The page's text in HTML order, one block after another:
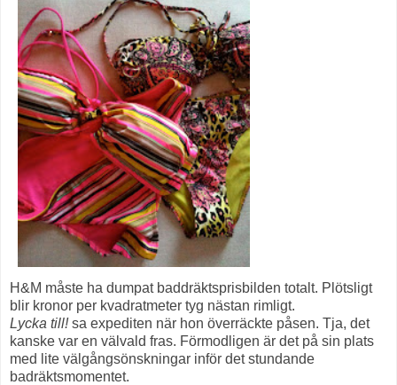
H&M måste ha dumpat baddräktsprisbilden totalt. Plötsligt
blir kronor per kvadratmeter tyg nästan rimligt.
Lycka till!sa expediten när hon överräckte påsen. Tja, det
kanske var en välvald fras. Förmodligen är det på sin plats
med lite välgångsönskningar inför det stundande
badräktsmomentet.